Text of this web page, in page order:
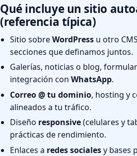
Qué incluye un sitio
(referencia típica)
Sitio sobreWordPress u otro
secciones que definamos juntos.
Galerías, noticias o blog,
integración con WhatsApp.
Correo @ tu dominio, hosting y
alineados a tu tráfico.
Diseño responsive(celulares y
prácticas de rendimiento.
Enlaces a redes socialesy bases